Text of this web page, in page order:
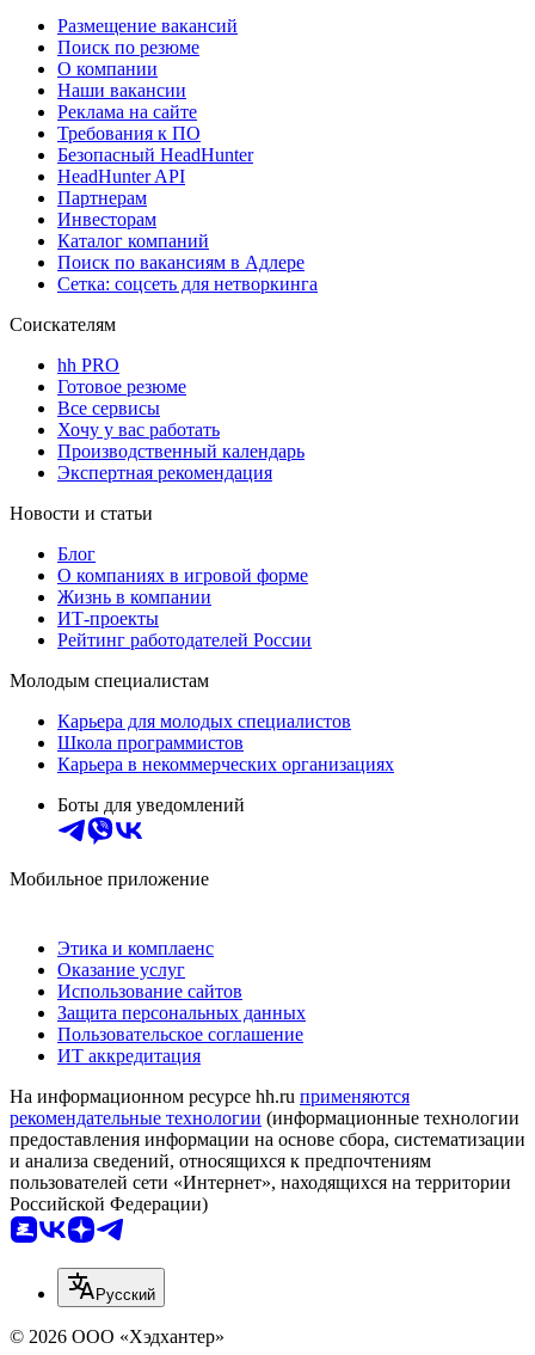
Размещение вакансий
Поиск по резюме
О компании
Наши вакансии
Реклама на сайте
Требования к ПО
Безопасный HeadHunter
HeadHunter API
Партнерам
Инвесторам
Каталог компаний
Поиск по вакансиям в Адлере
Сетка: соцсеть для нетворкинга
Соискателям
hh PRO
Готовое резюме
Все сервисы
Хочу у вас работать
Производственный календарь
Экспертная рекомендация
Новости и статьи
Блог
О компаниях в игровой форме
Жизнь в компании
ИТ-проекты
Рейтинг работодателей России
Молодым специалистам
Карьера для молодых специалистов
Школа программистов
Карьера в некоммерческих организациях
Боты для уведомлений
Мобильное приложение
Этика и комплаенс
Оказание услуг
Использование сайтов
Защита персональных данных
Пользовательское соглашение
ИТ аккредитация
На информационном ресурсе hh.ru применяются
рекомендательные технологии (информационные технологии
предоставления информации на основе сбора, систематизации
и анализа сведений, относящихся к предпочтениям
пользователей сети «Интернет», находящихся на территории
Российской Федерации)
Русский
© 2026 ООО «Хэдхантер»